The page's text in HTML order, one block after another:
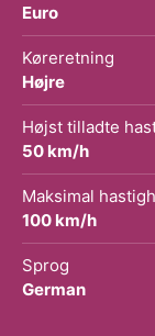
Euro
Køreretning
Højre
Højst tilladte
50 km/h
Maksimal
100 km/h
Sprog
German